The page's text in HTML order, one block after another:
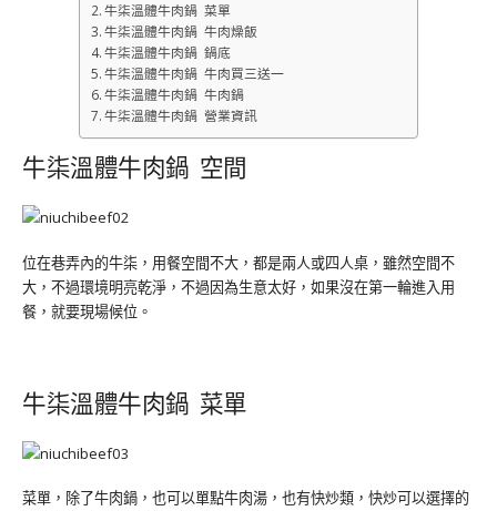
牛柒溫體牛肉鍋 菜單
牛柒溫體牛肉鍋 牛肉燥飯
牛柒溫體牛肉鍋 鍋底
牛柒溫體牛肉鍋 牛肉買三送一
牛柒溫體牛肉鍋 牛肉鍋
牛柒溫體牛肉鍋 營業資訊
牛柒溫體牛肉鍋 空間
位在巷弄內的牛柒，用餐空間不大，都是兩人或四人桌，雖然空間不
大，不過環境明亮乾淨，不過因為生意太好，如果沒在第一輪進入用
餐，就要現場候位。
牛柒溫體牛肉鍋 菜單
菜單，除了牛肉鍋，也可以單點牛肉湯，也有快炒類，快炒可以選擇的